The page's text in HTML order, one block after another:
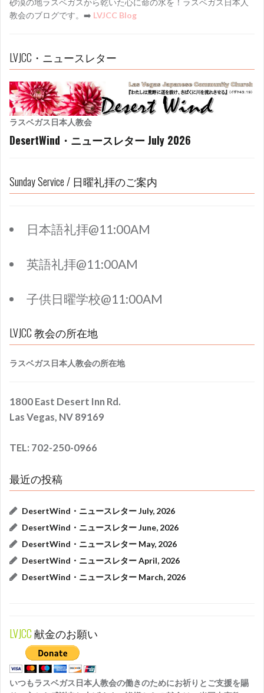
砂漠の地ラスベガスから乾いた心に命の水を！ラスベガス日本人
教会のブログです。➡️ LVJCC Blog
LVJCC・ニュースレター
ラスベガス日本人教会
DesertWind・ニュースレター July 2026
Sunday Service / 日曜礼拝のご案内
日本語礼拝@11:00AM
英語礼拝@11:00AM
子供日曜学校@11:00AM
LVJCC 教会の所在地
ラスベガス日本人教会の所在地
1800 East Desert Inn Rd.
Las Vegas, NV 89169
TEL: 702-250-0966
最近の投稿
DesertWind・ニュースレター July, 2026
DesertWind・ニュースレター June, 2026
DesertWind・ニュースレター May, 2026
DesertWind・ニュースレター April, 2026
DesertWind・ニュースレター March, 2026
LVJCC献金のお願い
いつもラスベガス日本人教会の働きのためにお祈りとご支援を賜